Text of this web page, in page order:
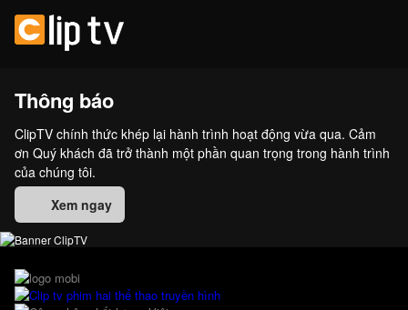
Thông báo
ClipTV chính thức khép lại hành trình hoạt động vừa qua. Cảm
ơn Quý khách đã trở thành một phần quan trọng trong hành trình
của chúng tôi.
Xem ngay